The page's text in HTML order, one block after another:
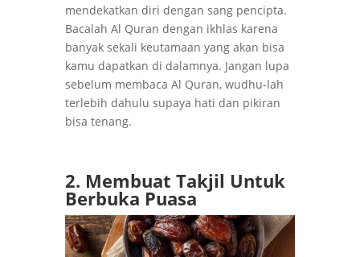
mendekatkan diri dengan sang pencipta.
Bacalah Al Quran dengan ikhlas karena
banyak sekali keutamaan yang akan bisa
kamu dapatkan di dalamnya. Jangan lupa
sebelum membaca Al Quran, wudhu-lah
terlebih dahulu supaya hati dan pikiran
bisa tenang.
2. Membuat Takjil Untuk
Berbuka Puasa